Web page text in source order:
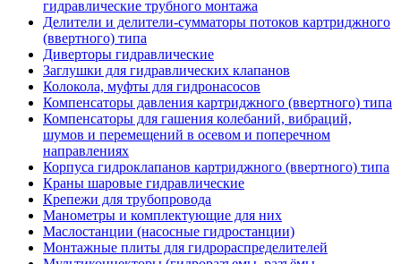
гидравлические трубного монтажа
Делители и делители-сумматоры потоков картриджного
(ввертного) типа
Диверторы гидравлические
Заглушки для гидравлических клапанов
Колокола, муфты для гидронасосов
Компенсаторы давления картриджного (ввертного) типа
Компенсаторы для гашения колебаний, вибраций,
шумов и перемещений в осевом и поперечном
направлениях
Корпуса гидроклапанов картриджного (ввертного) типа
Краны шаровые гидравлические
Крепежи для трубопровода
Манометры и комплектующие для них
Маслостанции (насосные гидростанции)
Монтажные плиты для гидрораспределителей